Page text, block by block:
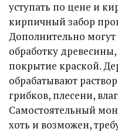
уступать по цене и
кирпичный забор
Дополнительно могут
обработку
покрытие краской.
обрабатывают
грибков, плесени,
Самостоятельный
хоть и возможен,